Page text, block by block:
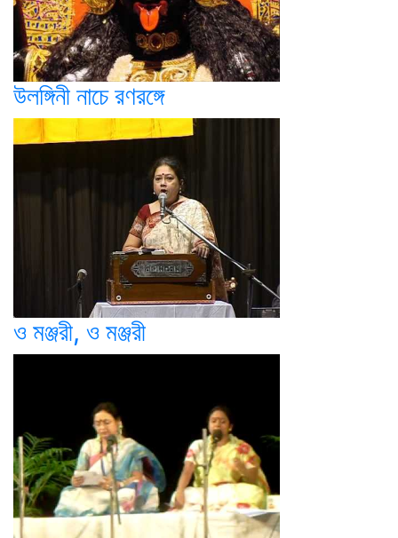
উলঙ্গিনী নাচে রণরঙ্গে
ও মঞ্জরী, ও মঞ্জরী